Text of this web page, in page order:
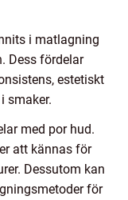
i matlagning
Dess fördelar
estetiskt
smaker.
med por hud.
att kännas för
Dessutom kan
för